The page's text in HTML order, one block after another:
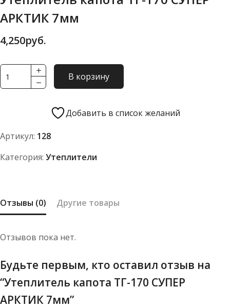
АРКТИК 7мм
4,250руб.
Количество
товара
СУПЕР
7мм
В корзину
Добавить в список желаний
Артикул: 128
Категория: Утеплители
Отзывы (0) Другие товары
Отзывов пока нет.
Будьте первым, кто оставил отзыв на
“Утеплитель капота ТГ-170 СУПЕР
АРКТИК 7мм”